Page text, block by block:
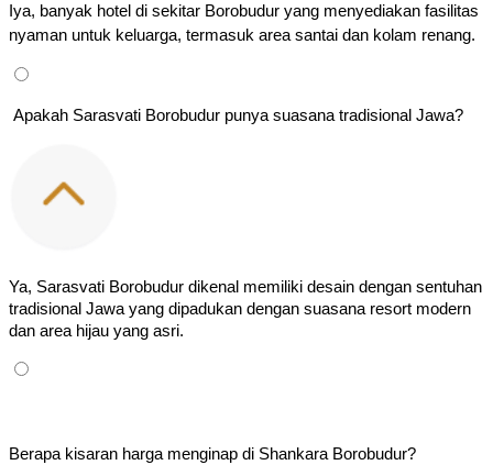
Iya, banyak hotel di sekitar Borobudur yang menyediakan fasilitas
nyaman untuk keluarga, termasuk area santai dan kolam renang.
Apakah Sarasvati Borobudur punya suasana tradisional Jawa?
Ya, Sarasvati Borobudur dikenal memiliki desain dengan sentuhan
tradisional Jawa yang dipadukan dengan suasana resort modern
dan area hijau yang asri.
Berapa kisaran harga menginap di Shankara Borobudur?